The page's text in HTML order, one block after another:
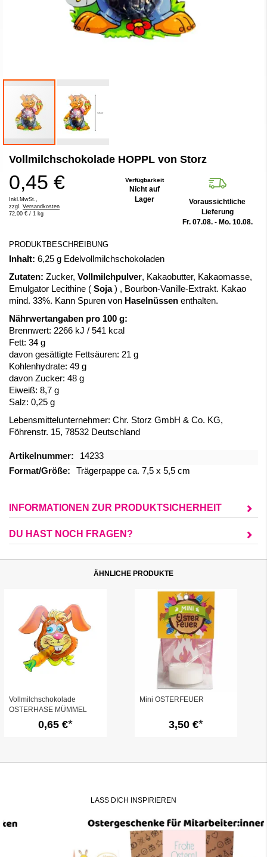
Anfang
Bildergalerie
springen
Vollmilchschokolade HOPPL von Storz
0,45 €
Inkl.MwSt.,
zzgl. Versandkosten
72,00 € / 1 kg
Verfügbarkeit
Nicht auf
Lager
Voraussichtliche
Lieferung
Fr. 07.08. - Mo. 10.08.
PRODUKTBESCHREIBUNG
Inhalt: 6,25 g Edelvollmilchschokoladen
Zutaten: Zucker, Vollmilchpulver, Kakaobutter, Kakaomasse,
Emulgator Lecithine ( Soja) , Bourbon-Vanille-Extrakt. Kakao
mind. 33%. Kann Spuren von Haselnüssen enthalten.
Nährwertangaben pro 100 g:
Brennwert: 2266 kJ / 541 kcal
Fett: 34 g
davon gesättigte Fettsäuren: 21 g
Kohlenhydrate: 49 g
davon Zucker: 48 g
Eiweiß: 8,7 g
Salz: 0,25 g
Lebensmittelunternehmer: Chr. Storz GmbH & Co. KG,
Föhrenstr. 15, 78532 Deutschland
Mehr
Informationen
14233
Trägerpappe ca. 7,5 x 5,5 cm
INFORMATIONEN ZUR PRODUKTSICHERHEIT
DU HAST NOCH FRAGEN?
ÄHNLICHE PRODUKTE
Vollmilchschokolade
OSTERHASE MÜMMEL
0,65 €
Mini OSTERFEUER
3,50 €
LASS DICH INSPIRIEREN